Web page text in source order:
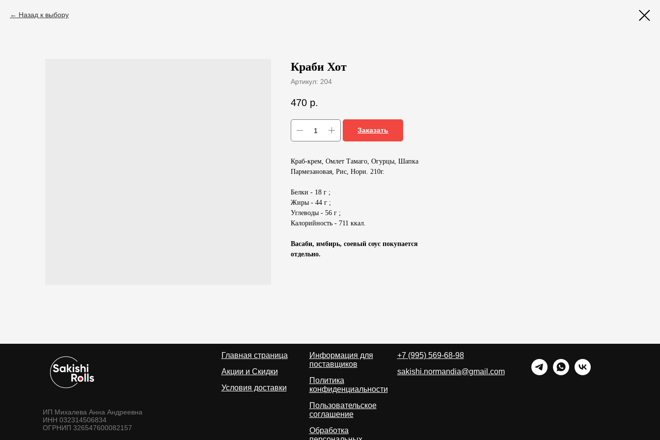
Назад к выбору
Краби Хот
Артикул: 204
470 р.
Заказать
Краб-крем, Омлет Тамаго, Огурцы, Шапка
Пармезановая, Рис, Нори. 210г.
Белки - 18 г ;
Жиры - 44 г ;
Углеводы - 56 г ;
Калорийность - 711 ккал.
Васаби, имбирь, соевый соус покупается
отдельно.
ИП Михалева Анна Андреевна
ИНН 032314506834
ОГРНИП 326547600082157
Главная страница
Акции и Скидки
Условия доставки
Информация для
поставщиков
Политика
конфиденциальности
Пользовательское
соглашение
Обработка
+7 (995) 569-68-98
sakishi.normandia@gmail.com